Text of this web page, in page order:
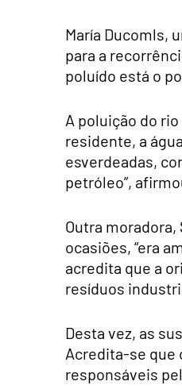
María Ducomls,
para a
poluído está o
A poluição do
residente, a
esverdeadas,
petróleo”,
Outra
ocasiões, “era
acredita que a
resíduos
Desta vez, as
Acredita-se que
responsáveis